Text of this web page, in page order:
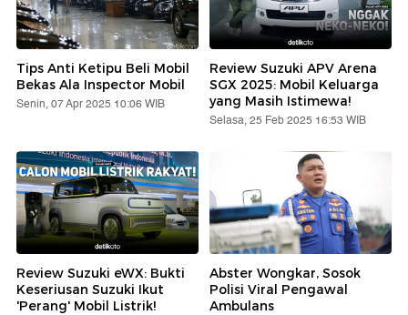
Tips Anti Ketipu Beli Mobil
Bekas Ala Inspector Mobil
Senin, 07 Apr 2025 10:06 WIB
Review Suzuki APV Arena
SGX 2025: Mobil Keluarga
yang Masih Istimewa!
Selasa, 25 Feb 2025 16:53 WIB
Review Suzuki eWX: Bukti
Keseriusan Suzuki Ikut
'Perang' Mobil Listrik!
Abster Wongkar, Sosok
Polisi Viral Pengawal
Ambulans